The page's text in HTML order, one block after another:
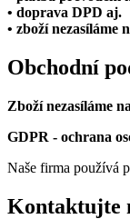
• doprava DPD aj.
• zboží nezasíláme
Obchodní
Zboží nezasíláme
GDPR - ochrana
Naše firma používá
Kontaktujte